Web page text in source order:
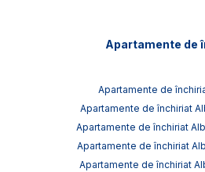
Apartamente de
Apartamente de
Apartamente de închiriat
Apartamente de închiriat
Apartamente de închiriat
Apartamente de închiriat